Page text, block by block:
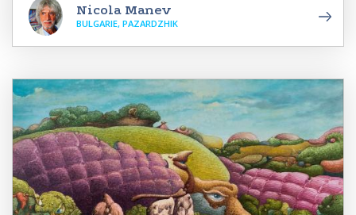
Nicola Manev
BULGARIE, PAZARDZHIK